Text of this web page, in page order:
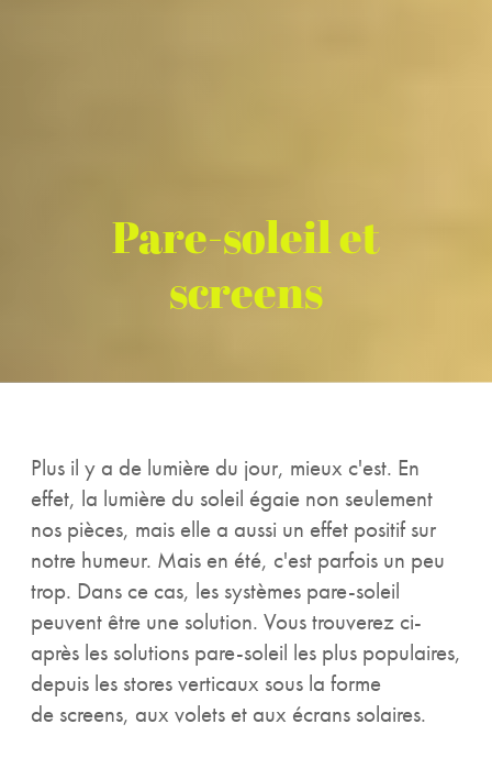
Pare-soleil et
screens
Plus il y a de lumière du jour, mieux c'est. En
effet, la lumière du soleil égaie non seulement
nos pièces, mais elle a aussi un effet positif sur
notre humeur. Mais en été, c'est parfois un peu
trop. Dans ce cas, les systèmes pare-soleil
peuvent être une solution. Vous trouverez ci-
après les solutions pare-soleil les plus populaires,
depuis les stores verticaux sous la forme
de screens, aux volets et aux écrans solaires.